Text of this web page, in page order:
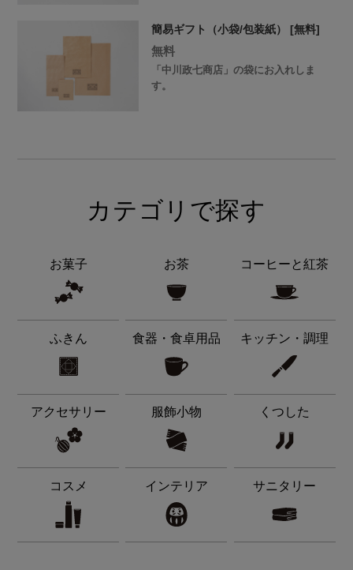
簡易ギフト（小袋/包装紙） [無料]
無料
「中川政七商店」の袋にお入れしま
す。
カテゴリで探す
お菓子 お茶 コーヒーと紅茶
ふきん 食器・食卓用品 キッチン・調理
アクセサリー 服飾小物 くつした
コスメ インテリア サニタリー